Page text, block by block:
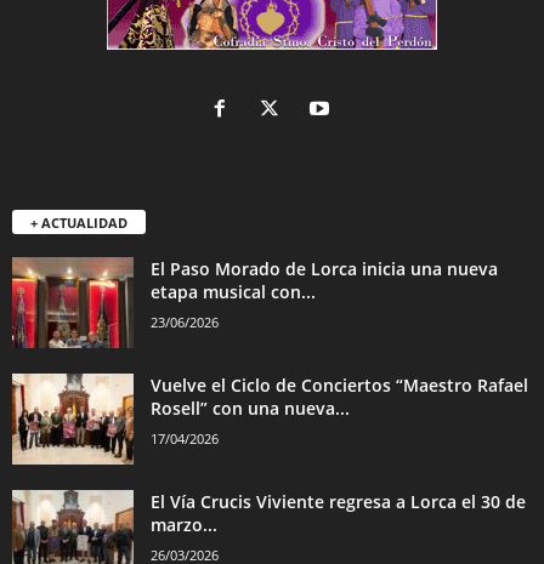
+ ACTUALIDAD
El Paso Morado de Lorca inicia una nueva
etapa musical con...
23/06/2026
Vuelve el Ciclo de Conciertos “Maestro Rafael
Rosell” con una nueva...
17/04/2026
El Vía Crucis Viviente regresa a Lorca el 30 de
marzo...
26/03/2026